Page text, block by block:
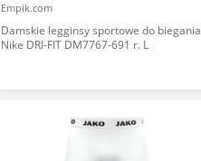
Empik.com
Damskie legginsy sportowe do biegania
Nike DRI-FIT DM7767-691 r. L